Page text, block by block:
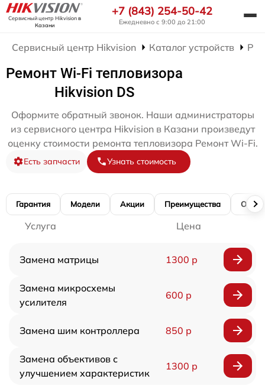
Сервисный центр Hikvisionв
Казани
+7 (843) 254-50-42
Ежедневно с 9:00 до 21:00
Сервисный центр Hikvision Каталог устройств
Ремонт Wi-Fi тепловизора
Hikvision DS
Оформите обратный звонок. Наши администраторы
из сервисного центра Hikvision в Казани произведут
оценку стоимости ремонта тепловизора Ремонт Wi-Fi.
Есть запчасти Узнать стоимость
Гарантия Модели Акции Преимущества
Услуга Цена
Замена матрицы 1300 р
Замена микросхемы
усилителя
600 р
Замена шим контроллера 850 р
Замена объективов с
улучшением характеристик
1300 р